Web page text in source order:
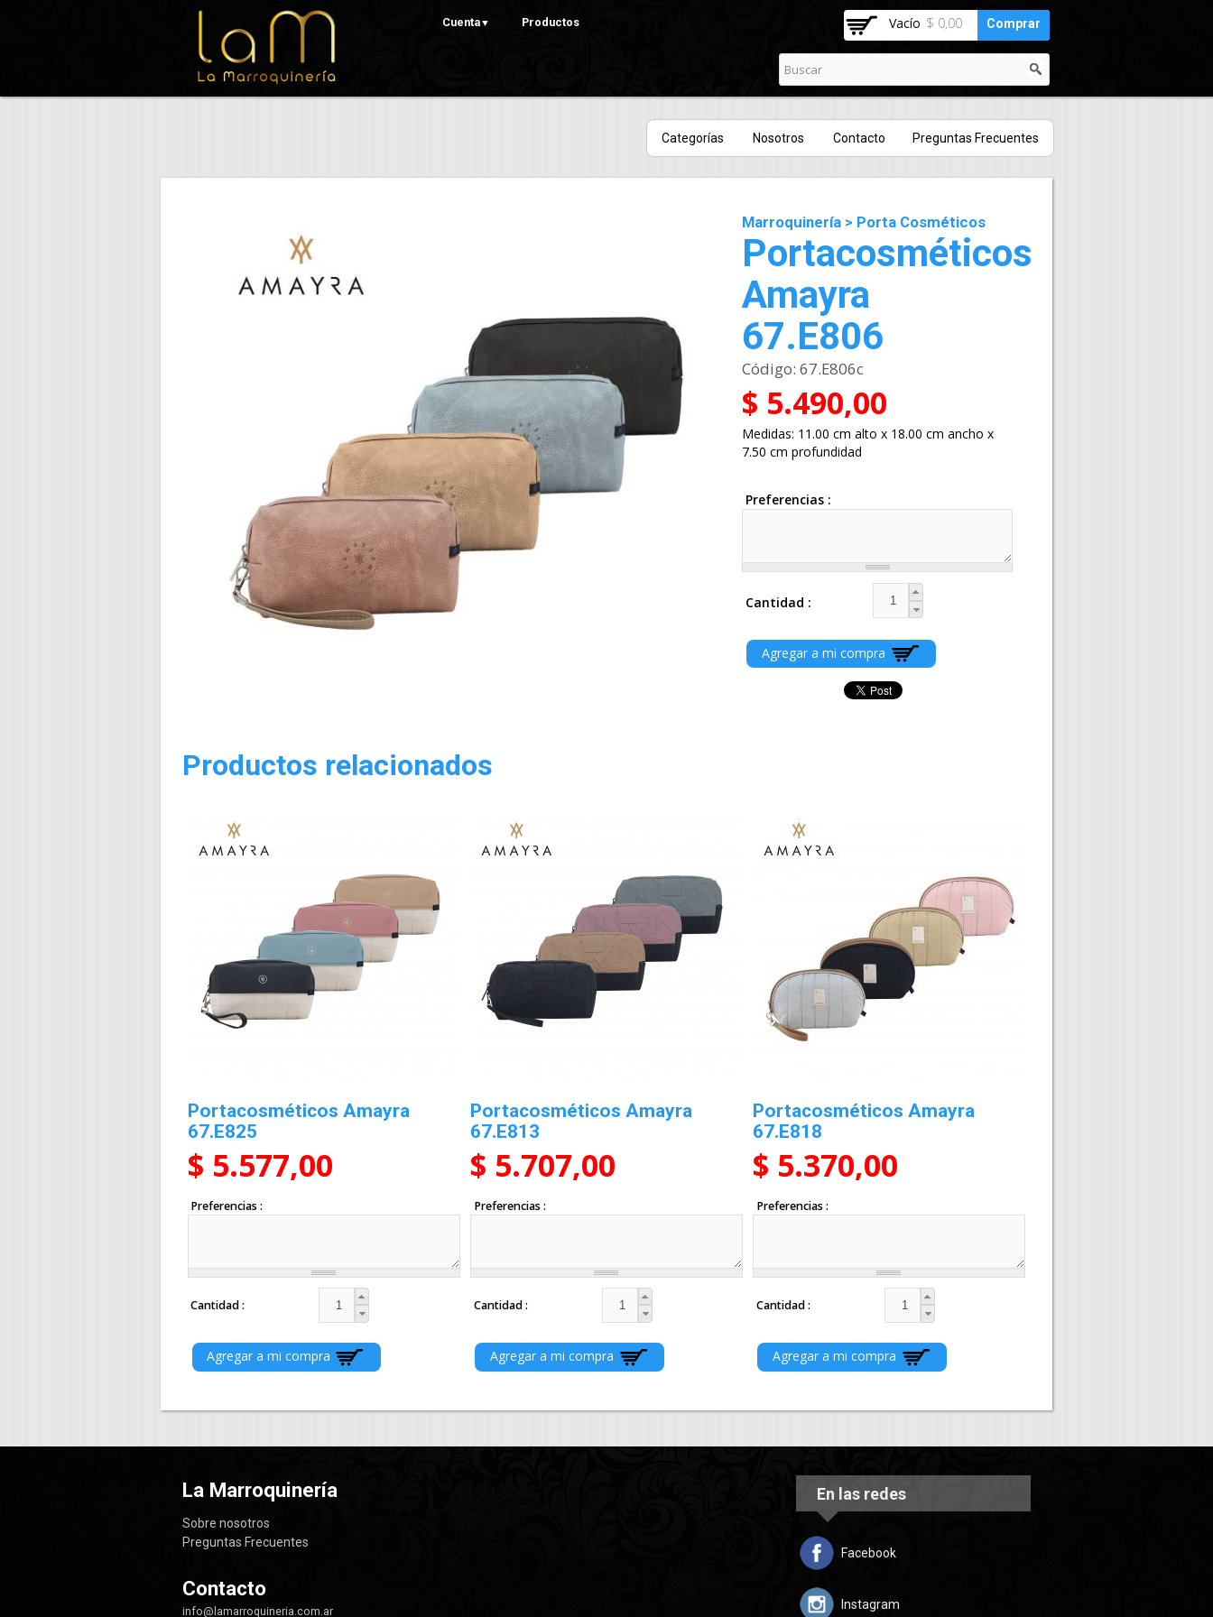
contenido
Cuenta▼ Productos Vacío $ 0,00 Comprar
Categorías Nosotros Contacto Preguntas Frecuentes
Marroquinería > Porta Cosméticos
Portacosméticos
Amayra
67.E806
Código: 67.E806c
$ 5.490,00
Medidas: 11.00 cm alto x 18.00 cm ancho x
7.50 cm profundidad
Preferencias
Cantidad
Productos relacionados
Portacosméticos Amayra
67.E825
$ 5.577,00
Preferencias
Cantidad
Portacosméticos Amayra
67.E813
$ 5.707,00
Preferencias
Cantidad
Portacosméticos Amayra
67.E818
$ 5.370,00
Preferencias
Cantidad
La Marroquinería
Sobre nosotros
Preguntas Frecuentes
Contacto
info@lamarroquineria.com.ar
En las redes
Facebook
Instagram